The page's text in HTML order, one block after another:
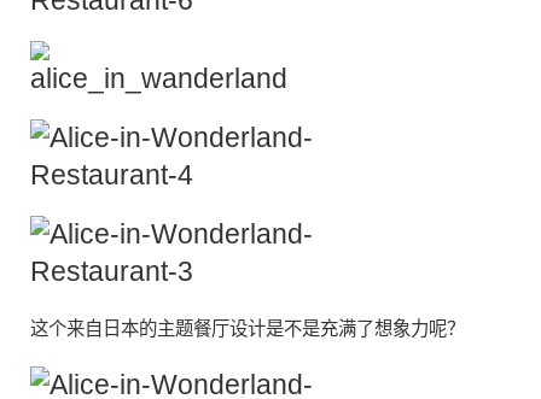
这个来自日本的主题餐厅设计是不是充满了想象力呢？